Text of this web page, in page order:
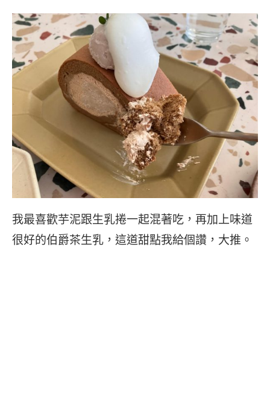
我最喜歡芋泥跟生乳捲一起混著吃，再加上味道
很好的伯爵茶生乳，這道甜點我給個讚，大推。